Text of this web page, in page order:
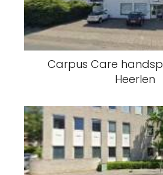
Carpus Care
Heerlen